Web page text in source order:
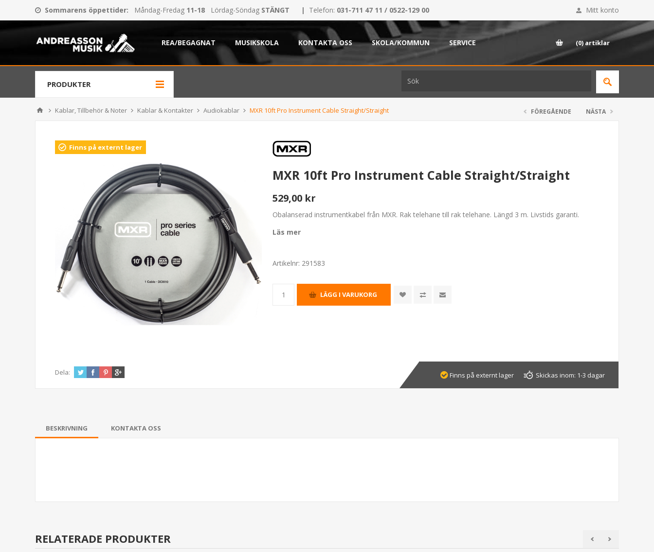
Sommarens öppettider: Måndag-Fredag 11-18 Lördag-Söndag STÄNGT | Telefon: 031-711 47 11 / 0522-129 00 Mitt konto
REA/BEGAGNAT MUSIKSKOLA KONTAKTA OSS SKOLA/KOMMUN SERVICE (0) artiklar
PRODUKTER
Kablar, Tillbehör & Noter Kablar & Kontakter Audiokablar MXR 10ft Pro Instrument Cable Straight/Straight FÖREGÅENDE NÄSTA
Finns på externt lager
MXR 10ft Pro Instrument Cable Straight/Straight
529,00 kr
Obalanserad instrumentkabel från MXR. Rak telehane till rak telehane. Längd 3 m. Livstids garanti.
Läs mer
Artikelnr: 291583
Dela: Finns på externt lager Skickas inom: 1-3 dagar
BESKRIVNING KONTAKTA OSS
RELATERADE PRODUKTER